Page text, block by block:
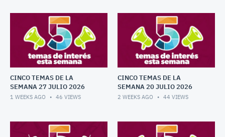
CINCO TEMAS DE LA
SEMANA 27 JULIO 2026
1 WEEKS AGO 46 VIEWS
CINCO TEMAS DE LA
SEMANA 20 JULIO 2026
2 WEEKS AGO 44 VIEWS